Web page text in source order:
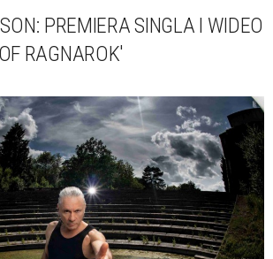
PREMIERA SINGLA I WIDEO
RAGNAROK'